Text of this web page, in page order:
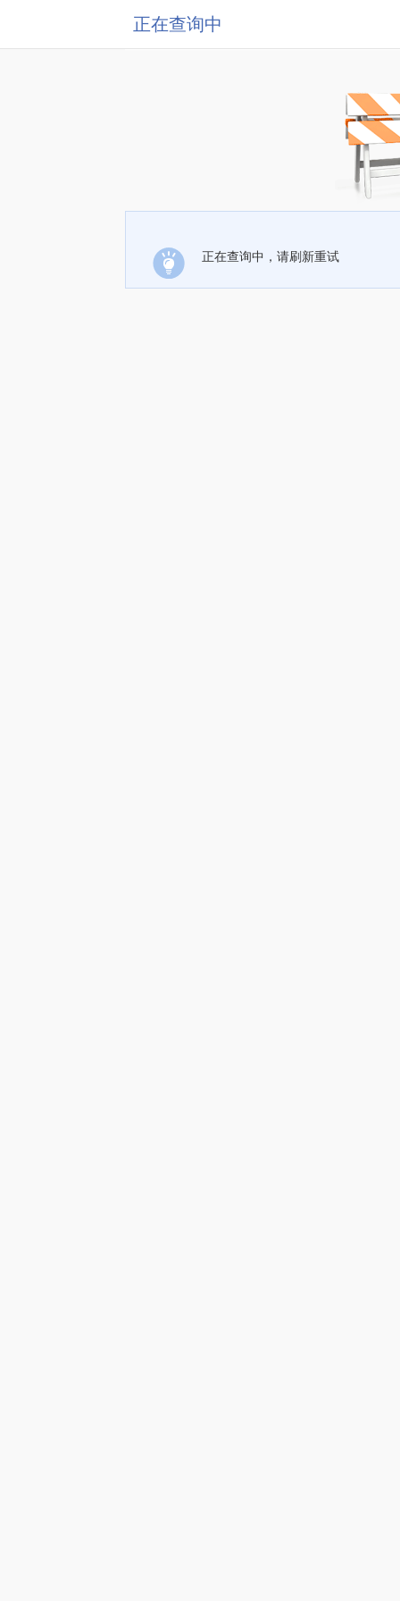
正在查询中
正在查询中，请刷新重试